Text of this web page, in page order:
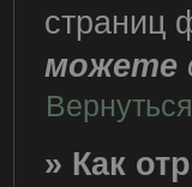
страниц
можете
» Как